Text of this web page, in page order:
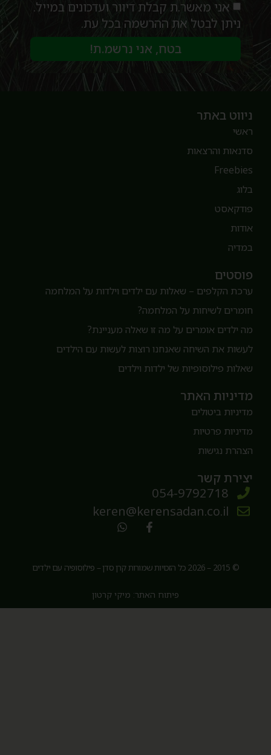
אני מאשר.ת קבלת דיוור ועדכונים במייל.
ניתן לבטל את ההרשמה בכל עת.
בטח, אני נרשמ.ת!
ניווט באתר
ראשי
סדנאות והרצאות
Freebies
פודקאסט
אודות
במדיה
פוסטים
ערכת הקלפים – שאלות עם ילדים וילדות על המלחמה
חומרים לשיחות על המלחמה?
מה ילדים אומרים על מה זו שאלה מעניינת?
לעשות את השיחה שאנחנו רוצות לעשות עם הילדים
שאלות פילוסופיות של ילדות וילדים
מדיניות האתר
מדיניות ביטולים
מדיניות פרטיות
הצהרת נגישות
יצירת קשר
054-9792718
keren@kerensadan.co.il
פיתוח האתר: מיקי קרטון